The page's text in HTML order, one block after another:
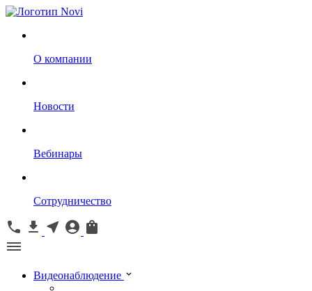
О компании
Новости
Вебинары
Сотрудничество
Видеонаблюдение